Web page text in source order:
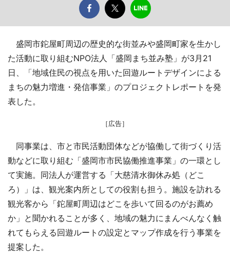
盛岡市鉈屋町周辺の歴史的な街並みや盛岡町家を生かし
た活動に取り組むNPO法人「盛岡まち並み塾」が3月21
日、「地域住民の視点を用いた回遊ルートデザインによる
まちの魅力増進・発信事業」のプロジェクトレポートを発
表した。
［広告］
同事業は、市と市民活動団体などが協働して街づくり活
動などに取り組む「盛岡市市民協働推進事業」の一環とし
て実施。同法人が運営する「大慈清水御休み処（どこ
ろ）」は、観光案内所としての役割も担う。施設を訪れる
観光客から「鉈屋町周辺はどこを歩いて回るのがお薦め
か」と聞かれることが多く、地域の魅力にまんべんなく触
れてもらえる回遊ルートの設定とマップ作成を行う事業を
提案した。